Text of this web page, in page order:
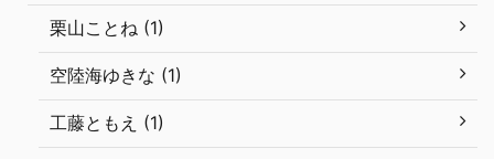
栗山ことね (1)
空陸海ゆきな (1)
工藤ともえ (1)